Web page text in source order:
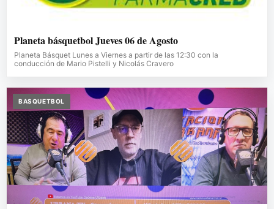
Planeta básquetbol Jueves 06 de Agosto
Planeta Básquet Lunes a Viernes a partir de las 12:30 con la
conducción de Mario Pistelli y Nicolás Cravero
BASQUETBOL